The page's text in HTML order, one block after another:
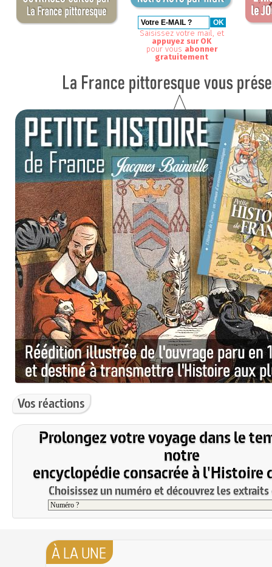
Saisissez votre mail, et
appuyez sur OK
pour vous abonner
gratuitement
Vos réactions
Prolongez votre voyage dans le
notre
encyclopédie consacrée à l'Histoire
Choisissez un numéro et découvrez les
À LA UNE